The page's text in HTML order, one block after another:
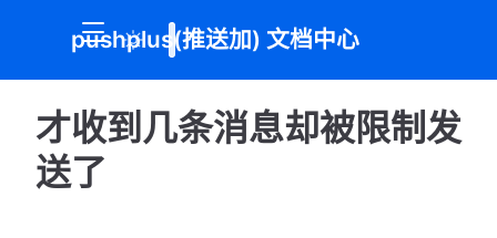
pushplus(推送加) 文档中心
才收到几条消息却被限制发
送了